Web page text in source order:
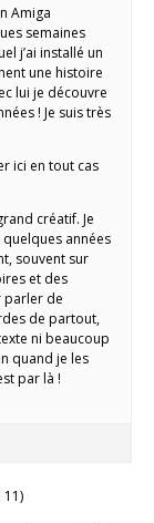
Amiga
semaines
j’ai installé un
une histoire
lui je découvre
! Je suis très
ici en tout cas
créatif. Je
quelques années
souvent sur
et des
parler de
de partout,
ni beaucoup
quand je les
par là !